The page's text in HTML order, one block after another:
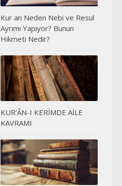
Kur an Neden Nebi ve Resul
Ayrımı Yapıyor? Bunun
Hikmeti Nedir?
KUR’ÂN-I KERİMDE AİLE
KAVRAMI